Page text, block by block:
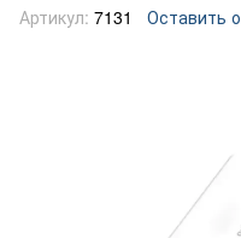
Артикул: 7131 Оставить